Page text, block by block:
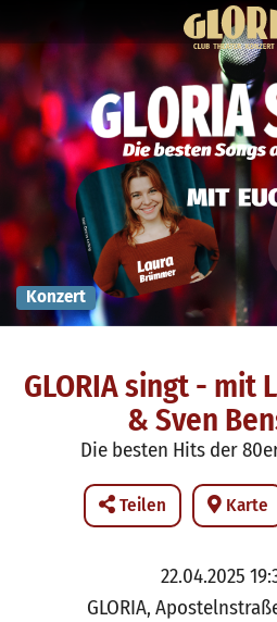
Konzert
GLORIA singt - mit
& Sven
Die besten Hits der
Teilen Karte
22.04.2025
GLORIA,